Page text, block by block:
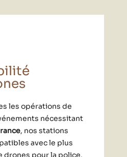
les opérations de
nécessitant
, nos stations
avec le plus
drones pour la police,